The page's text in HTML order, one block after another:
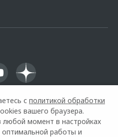
и не является публичной
с политикой обработки
вашего браузера.
момент в настройках
работы и